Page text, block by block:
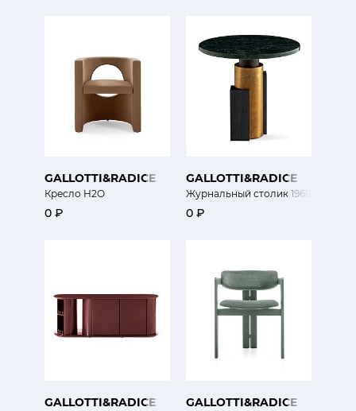
GALLOTTI&RADICE
Кресло H2O
0 ₽
GALLOTTI&RADICE
Журнальный столик 1968
0 ₽
GALLOTTI&RADICE GALLOTTI&RADICE